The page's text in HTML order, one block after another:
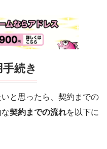
続き
と思ったら、契約までの
契約までの流れを以下に